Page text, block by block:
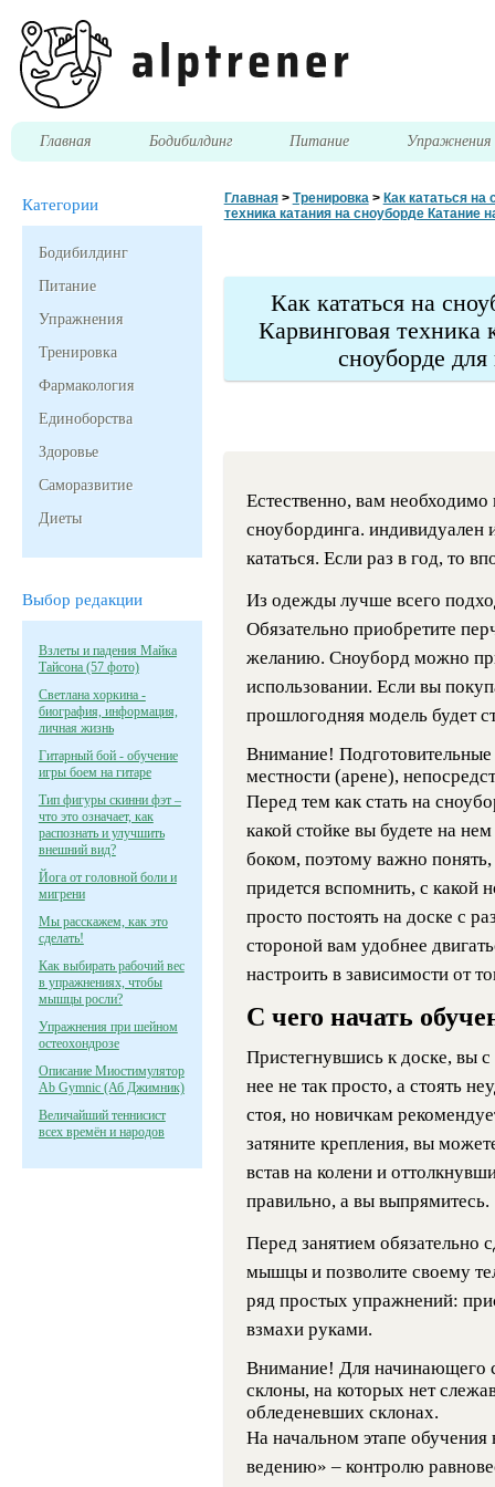
Главная Бодибилдинг Питание Упражнения
Категории
Бодибилдинг
Питание
Упражнения
Тренировка
Фармакология
Единоборства
Здоровье
Саморазвитие
Диеты
Выбор редакции
Взлеты и падения Майка
Тайсона (57 фото)
Светлана хоркина -
биография, информация,
личная жизнь
Гитарный бой - обучение
игры боем на гитаре
Тип фигуры скинни фэт –
что это означает, как
распознать и улучшить
внешний вид?
Йога от головной боли и
мигрени
Мы расскажем, как это
сделать!
Как выбирать рабочий вес
в упражнениях, чтобы
мышцы росли?
Упражнения при шейном
остеохондрозе
Описание Миостимулятор
Ab Gymnic (Аб Джимник)
Величайший теннисист
всех времён и народов
Главная> Тренировка > Как кататься
техника катания на сноуборде Катание
Как кататься на
Карвинговая техника
сноуборде
Естественно, вам
сноубординга. индивидуален
кататься. Если раз в год, то
Из одежды лучше всего
Обязательно приобретите
желанию. Сноуборд можно
использовании. Если вы
прошлогодняя модель будет
Внимание!
местности (арене),
Перед тем как стать на
какой стойке вы будете на
боком, поэтому важно понять,
придется вспомнить, с какой
просто постоять на доске с
стороной вам удобнее
настроить в зависимости от
С чего начать
Пристегнувшись к доске, вы
нее не так просто, а стоять
стоя, но новичкам
затяните крепления, вы
встав на колени и
правильно, а вы выпрямитесь.
Перед занятием обязательно
мышцы и позволите своему
ряд простых упражнений:
взмахи руками.
Внимание! Для начинающего
склоны, на которых нет
обледеневших склонах.
На начальном этапе
ведению» – контролю